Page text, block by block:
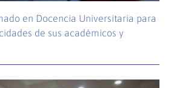
en Docencia Universitaria para
de sus académicos y